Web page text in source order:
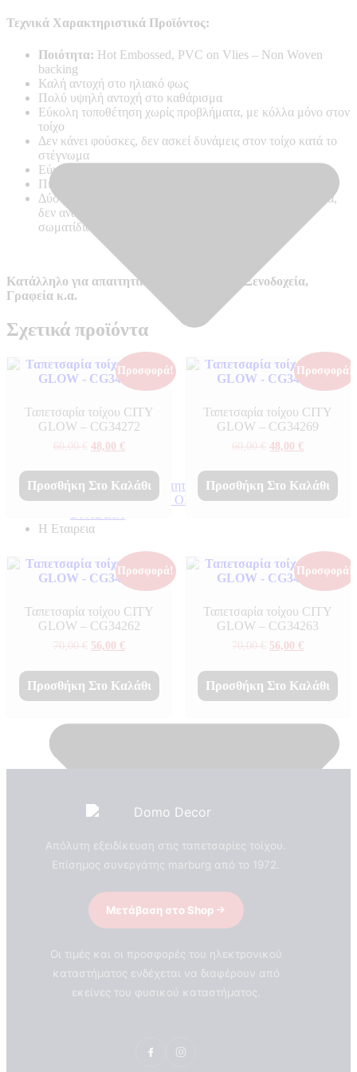
Πιστοποιητικά ποιότητας
ΠΙΣΤΟΠΟΙΗΤΙΚΑ ΟΙΚΟΛΟΓΙΑΣ
Η Εταιρεια
ΣΧΕΤΙΚΑ ΜΕ ΕΜΑΣ
Τεχνικά Χαρακτηριστικά Προϊόντος:
Ποιότητα: Hot Embossed, PVC on Vlies – Non Woven
backing
Καλή αντοχή στο ηλιακό φως
Πολύ υψηλή αντοχή στο καθάρισμα
Εύκολη τοποθέτηση χωρίς προβλήματα, με κόλλα μόνο στον
τοίχο
Δεν κάνει φούσκες, δεν ασκεί δυνάμεις στον τοίχο κατά το
στέγνωμα
Εύκολη απομάκρυνση σε περίπτωση ανακαίνισης
Πιστοποιητικά ποιότητας: RAL, CE, ISO 9001
Δύσφλεκτες σύμφωνα με B-s1 d0 –
Ανθεκτικό στη φλόγα,
δεν αναπτύσσουν καπνό, δε δημιουργούν φλεγόμενα
σωματίδια
Κατάλληλο για απαιτητικούς χώρους όπως Ξενοδοχεία,
Γραφεία κ.α.
Σχετικά προϊόντα
Προσφορά!
Ταπετσαρία τοίχου CITY
GLOW – CG34272
60,00€ Original
was:
60,00 €.
48,00 €Η
τιμή
είναι:
48,00 €.
Προσθήκη Στο Καλάθι
Προσφορά!
Ταπετσαρία τοίχου CITY
GLOW – CG34269
60,00€ Original
was:
60,00 €.
48,00 €Η
τιμή
είναι:
48,00 €.
Προσθήκη Στο Καλάθι
Προσφορά!
Ταπετσαρία τοίχου CITY
GLOW – CG34262
70,00€ Original
was:
70,00 €.
56,00 €Η
τιμή
είναι:
56,00 €.
Προσθήκη Στο Καλάθι
Προσφορά!
Ταπετσαρία τοίχου CITY
GLOW – CG34263
70,00€ Original
was:
70,00 €.
56,00 €Η
τιμή
είναι:
56,00 €.
Προσθήκη Στο Καλάθι
Απόλυτη εξειδίκευση στις ταπετσαρίες τοίχου.
Επίσημος συνεργάτης marburg από το 1972.
Μετάβαση στο Shop
Οι τιμές και οι προσφορές του ηλεκτρονικού
καταστήματος ενδέχεται να διαφέρουν από
εκείνες του φυσικού καταστήματος.